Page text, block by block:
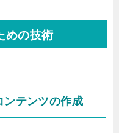
めの技術
ンテンツの作成